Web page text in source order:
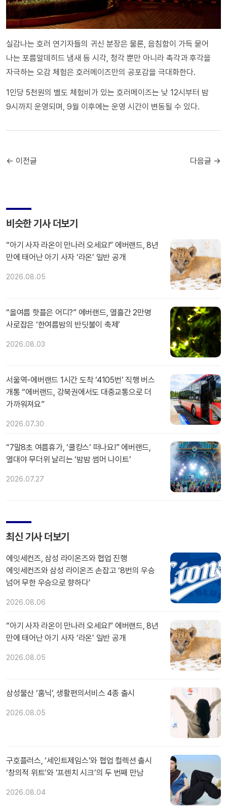
실감나는 호러 연기자들의 귀신 분장은 물론, 음침함이 가득 묻어
나는 포름알데히드 냄새 등 시각, 청각 뿐만 아니라 촉각과 후각을
자극하는 오감 체험은 호러메이즈만의 공포감을 극대화한다.
1인당 5천원의 별도 체험비가 있는 호러메이즈는 낮 12시부터 밤
9시까지 운영되며, 9월 이후에는 운영 시간이 변동될 수 있다.
← 이전글 다음글 →
비슷한 기사 더보기
“아기 사자 라온이 만나러 오세요!” 에버랜드, 8년
만에 태어난 아기 사자 ‘라온’ 일반 공개
2026.08.05
“올여름 핫플은 어디?” 에버랜드, 열흘간 2만명
사로잡은 ‘한여름밤의 반딧불이 축제’
2026.08.03
서울역-에버랜드 1시간 도착 ‘4105번’ 직행 버스
개통 “에버랜드, 강북권에서도 대중교통으로 더
가까워져요”
2026.07.30
“7말8초 여름휴가, ‘쿨캉스’ 떠나요!” 에버랜드,
열대야 무더위 날리는 ‘밤밤 썸머 나이트’
2026.07.27
최신 기사 더보기
에잇세컨즈, 삼성 라이온즈와 협업 진행
에잇세컨즈와 삼성 라이온즈 손잡고 ‘8번의 우승
넘어 무한 우승으로 향하다’
2026.08.06
“아기 사자 라온이 만나러 오세요!” 에버랜드, 8년
만에 태어난 아기 사자 ‘라온’ 일반 공개
2026.08.05
삼성물산 ‘홈닉’, 생활편의서비스 4종 출시
2026.08.05
구호플러스, ‘세인트제임스’와 협업 컬렉션 출시
‘창의적 위트’와 ‘프렌치 시크’의 두 번째 만남
2026.08.04